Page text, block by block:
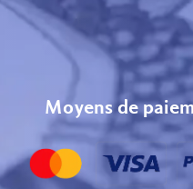
Moyens de